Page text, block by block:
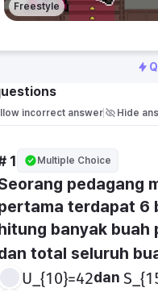
Freestyle
incorrect answer Hide
1 Multiple Choice
pedagang
terdapat 6
banyak buah
total seluruh
U_{10}=42dan